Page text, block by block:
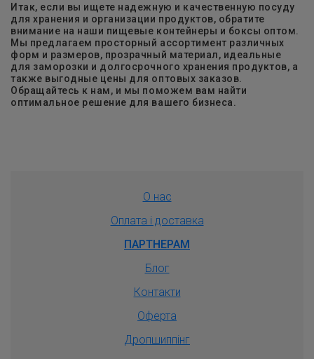
Итак, если вы ищете надежную и качественную посуду
для хранения и организации продуктов, обратите
внимание на наши пищевые контейнеры и боксы оптом.
Мы предлагаем просторный ассортимент различных
форм и размеров, прозрачный материал, идеальные
для заморозки и долгосрочного хранения продуктов, а
также выгодные цены для оптовых заказов.
Обращайтесь к нам, и мы поможем вам найти
оптимальное решение для вашего бизнеса.
О нас
Оплата і доставка
ПАРТНЕРАМ
Блог
Контакти
Оферта
Дропшиппiнг